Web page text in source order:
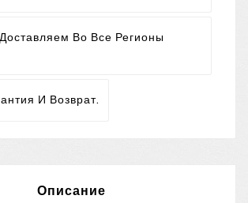
Во Все Регионы
И Возврат.
Описание